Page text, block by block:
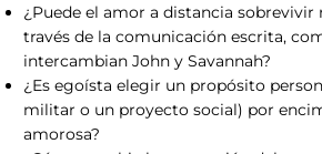
00:01:02:01
¿De veras, en los flancos?
¿Puede el amor a distancia sobrevivir
través de la comunicación escrita,
intercambian John y Savannah?
¿Es egoísta elegir un propósito
militar o un proyecto social) por
amorosa?